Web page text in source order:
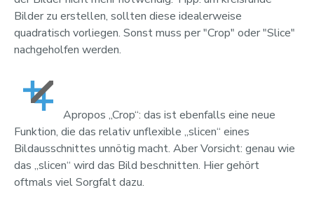
Bilder zu erstellen, sollten diese idealerweise
quadratisch vorliegen. Sonst muss per "Crop" oder "Slice"
nachgeholfen werden.
Apropos „Crop“: das ist ebenfalls eine neue
Funktion, die das relativ unflexible „slicen“ eines
Bildausschnittes unnötig macht. Aber Vorsicht: genau wie
das „slicen“ wird das Bild beschnitten. Hier gehört
oftmals viel Sorgfalt dazu.